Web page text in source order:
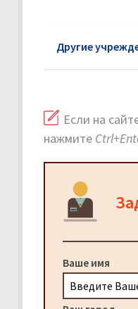
Другие
Если на
нажмите
Ваше имя